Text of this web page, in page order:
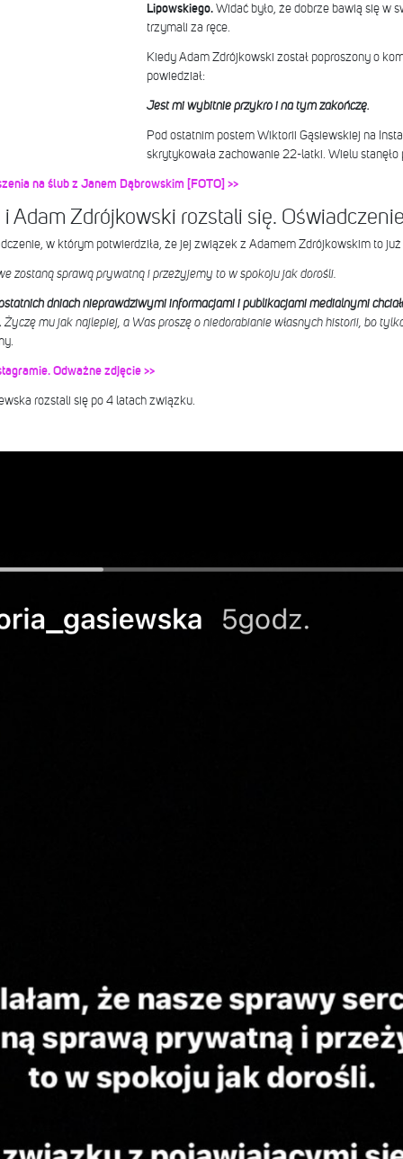
Lipowskiego. Widać było, że dobrze bawią się w
trzymali za ręce.
Kiedy Adam Zdrójkowski został poproszony o
powiedział:
Jest mi wybitnie przykro i na tym zakończę.
Pod ostatnim postem Wiktorii Gąsiewskiej na
skrytykowała zachowanie 22-latki. Wielu
na ślub z Janem Dąbrowskim [FOTO] >>
Adam Zdrójkowski rozstali się.
w którym potwierdziła, że jej związek z Adamem Zdrójkowskim to już
zostaną sprawą prywatną i przeżyjemy to w spokoju jak dorośli.
dniach nieprawdziwymi informacjami i publikacjami medialnymi
Życzę mu jak najlepiej, a Was proszę o niedorabianie własnych historii, bo
Odważne zdjęcie >>
rozstali się po 4 latach związku.